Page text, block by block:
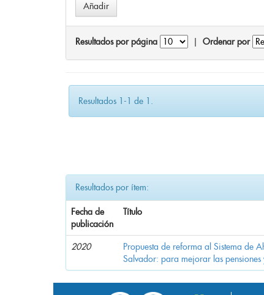
Resultados por página Ordenar por
Resultados 1-1 de 1.
Resultados por ítem:
Fecha de
publicación
Título
2020
Propuesta de reforma al Sistema de
Salvador: para mejorar las